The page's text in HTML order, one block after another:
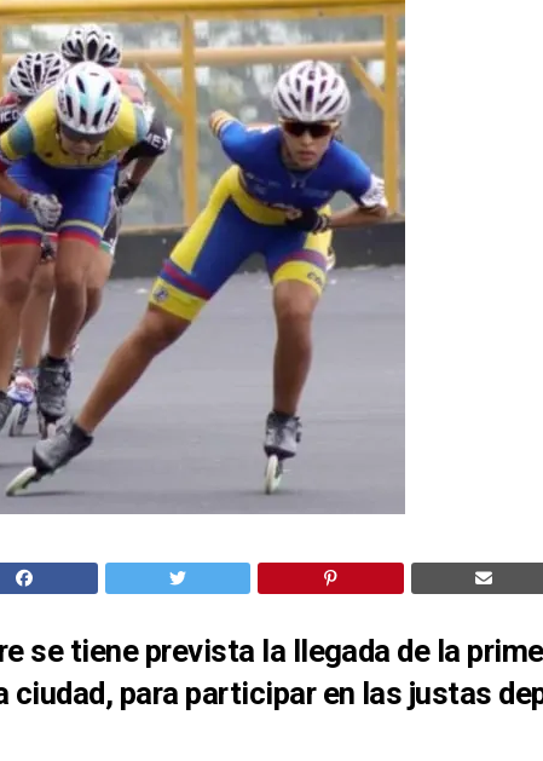
se tiene prevista la llegada de la
ciudad, para participar en las justas